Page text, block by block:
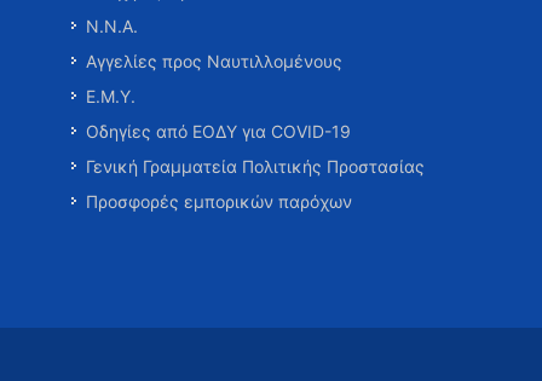
Ν.Ν.Α.
Αγγελίες προς Ναυτιλλομένους
Ε.Μ.Υ.
Οδηγίες από ΕΟΔΥ για COVID-19
Γενική Γραμματεία Πολιτικής Προστασίας
Προσφορές εμπορικών παρόχων